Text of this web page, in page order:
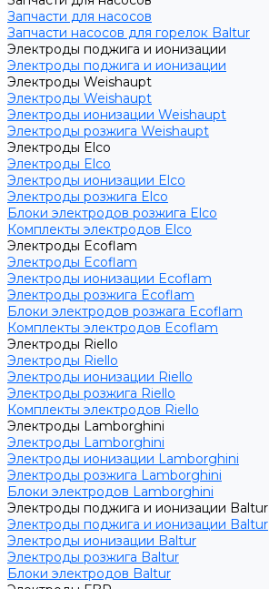
Запчасти для насосов
Запчасти насосов для горелок Baltur
Электроды поджига и ионизации
Электроды поджига и ионизации
Электроды Weishaupt
Электроды Weishaupt
Электроды ионизации Weishaupt
Электроды розжига Weishaupt
Электроды Elco
Электроды Elco
Электроды ионизации Elco
Электроды розжига Elco
Блоки электродов розжига Elco
Комплекты электродов Elco
Электроды Ecoflam
Электроды Ecoflam
Электроды ионизации Ecoflam
Электроды розжига Ecoflam
Блоки электродов розжага Ecoflam
Комплекты электродов Ecoflam
Электроды Riello
Электроды Riello
Электроды ионизации Riello
Электроды розжига Riello
Комплекты электродов Riello
Электроды Lamborghini
Электроды Lamborghini
Электроды ионизации Lamborghini
Электроды розжига Lamborghini
Блоки электродов Lamborghini
Электроды поджига и ионизации Baltur
Электроды поджига и ионизации Baltur
Электроды ионизации Baltur
Электроды розжига Baltur
Блоки электродов Baltur